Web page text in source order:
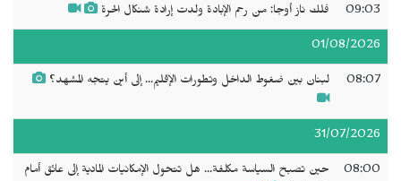
09:03 فلك ناز أوجا: من رحم الإبادة ولدت إرادة شنكال الحرة
01/08/2026
08:07 لبنان بين ضغوط الداخل وتطورات الإقليم... إلى أين يتجه المشهد؟
31/07/2026
08:00
حين تصبح السياسة مكلفة... هل تتحول الإمكانيات المادية إلى عائق أمام